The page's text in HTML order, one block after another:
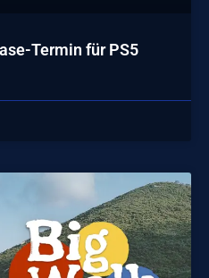
Termin für PS5